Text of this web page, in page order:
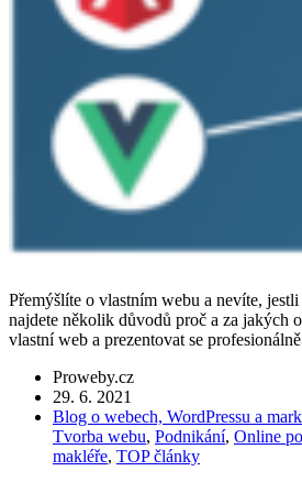
Přemýšlíte o vlastním webu a nevíte,
najdete několik důvodů proč a za jakých
vlastní web a prezentovat se
Proweby.cz
29. 6. 2021
Blog o webech, WordPressu a
Tvorba webu, Podnikání, Online
makléře, TOP články